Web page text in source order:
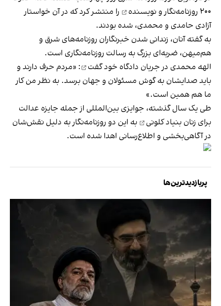
۲۰۰ روزنامه‌نگار و نویسنده
را منتشر کرد که در آن خواستار
آزادی حامدی و محمدی، شده بودند.
به گفته آنان، زندانی شدن خبرنگاران روزنامه‌های شرق و
هم‌میهن، ضربه‌ای بزرگ به رسالت روزنامه‌نگاری است.
الهه محمدی در جریان دادگاه خود گفت
: «مردم حرف دارند و
باید صدایشان به گوش مسئولان و جهان برسد. به نظر من کار
ما هم همین است.»
طی یک سال گذشته، جوایزی بین‌المللی از جمله جایزه عدالت
برای زنان بنیاد کلونی
به این دو روزنامه‌نگار به دلیل نقش‌شان
در آگاهی‌بخشی و اطلاع‌رسانی اهدا شده است.
پربازدیدترین‌ها